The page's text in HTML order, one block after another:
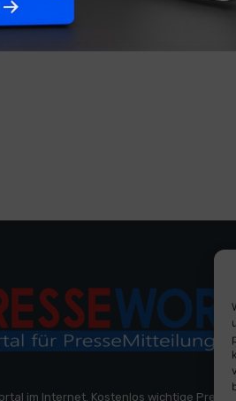
im Internet. Kostenlos wichtige